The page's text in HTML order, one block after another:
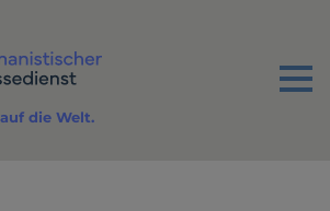
Menu
die Welt.